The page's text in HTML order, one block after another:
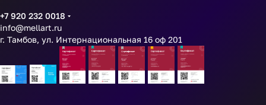
+7 920 232 0018
info@mellart.ru
г. Тамбов, ул. Интернациональная 16 оф 201